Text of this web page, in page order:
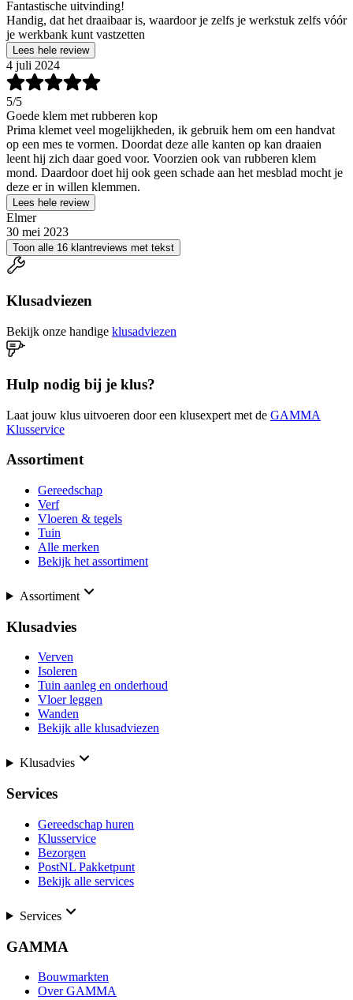
Fantastische uitvinding!
Handig, dat het draaibaar is, waardoor je zelfs je werkstuk zelfs vóór
je werkbank kunt vastzetten
Lees hele review
4 juli 2024
5/5
Goede klem met rubberen kop
Prima klemet veel mogelijkheden, ik gebruik hem om een handvat
op een mes te vormen. Doordat deze alle kanten op kan draaien
leent hij zich daar goed voor. Voorzien ook van rubberen klem
mond. Daardoor doet hij ook geen schade aan het mesblad mocht je
deze er in willen klemmen.
Lees hele review
Elmer
30 mei 2023
Toon alle 16 klantreviews met tekst
Klusadviezen
Bekijk onze handige klusadviezen
Hulp nodig bij je klus?
Laat jouw klus uitvoeren door een klusexpert met de GAMMA
Klusservice
Assortiment
Gereedschap
Verf
Vloeren & tegels
Tuin
Alle merken
Bekijk het assortiment
Assortiment
Klusadvies
Verven
Isoleren
Tuin aanleg en onderhoud
Vloer leggen
Wanden
Bekijk alle klusadviezen
Klusadvies
Services
Gereedschap huren
Klusservice
Bezorgen
PostNL Pakketpunt
Bekijk alle services
Services
GAMMA
Bouwmarkten
Over GAMMA